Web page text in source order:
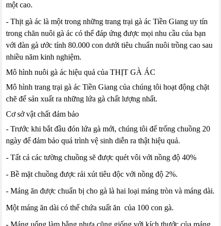
một cao.
- Thịt gà ác là một trong những trang trại gà ác Tiền Giang uy tín
trong chăn nuôi gà ác có thể đáp ứng được mọi nhu cầu của bạn
với đàn gà ước tính 80.000 con dưới tiêu chuẩn nuôi trồng cao sau
nhiều năm kinh nghiệm.
Mô hình nuôi gà ác hiệu quả của THỊT GÀ ÁC
Mô hình trang trại gà ác Tiền Giang của chúng tôi hoạt động chặt
chẽ để sản xuất ra những lứa gà chất lượng nhất.
Cơ sở vật chất đảm bảo
- Trước khi bắt đầu đón lứa gà mới, chúng tôi để trống chuồng 20
ngày để đảm bảo quá trình vệ sinh diễn ra thật hiệu quả.
- Tất cả các tường chuồng sẽ được quét vôi với nồng độ 40%
- Bề mặt chuồng được rải xút tiêu độc với nồng độ 2%.
- Máng ăn được chuẩn bị cho gà là hai loại máng tròn và máng dài.
Một máng ăn dài có thể chứa suất ăn của 100 con gà.